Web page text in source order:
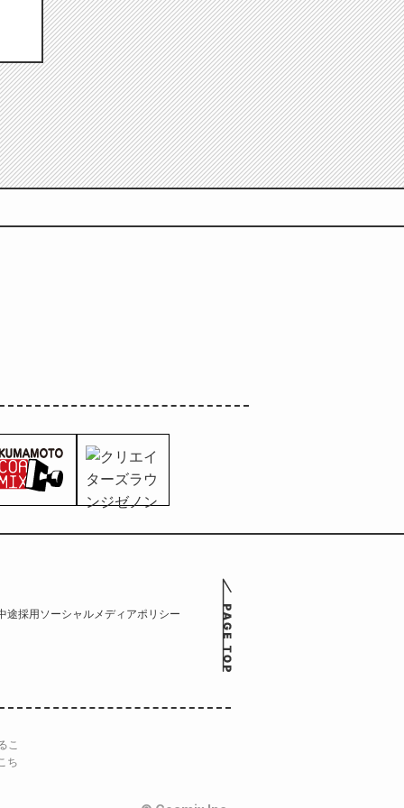
途採用ソーシャルメディアポリシー
こ
ち